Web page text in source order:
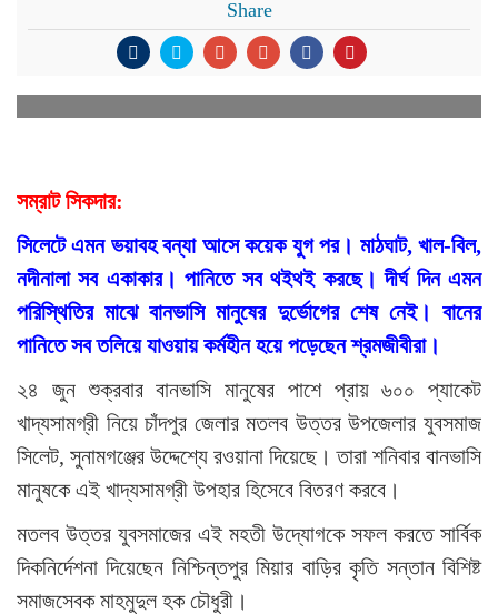
Share
সম্রাট সিকদার:
সিলেটে এমন ভয়াবহ বন্যা আসে কয়েক যুগ পর। মাঠঘাট, খাল-বিল,
নদীনালা সব একাকার। পানিতে সব থইথই করছে। দীর্ঘ দিন এমন
পরিস্থিতির মাঝে বানভাসি মানুষের দুর্ভোগের শেষ নেই। বানের
পানিতে সব তলিয়ে যাওয়ায় কর্মহীন হয়ে পড়েছেন শ্রমজীবীরা।
২৪ জুন শুক্রবার বানভাসি মানুষের পাশে প্রায় ৬০০ প্যাকেট
খাদ্যসামগ্রী নিয়ে চাঁদপুর জেলার মতলব উত্তর উপজেলার যুবসমাজ
সিলেট, সুনামগঞ্জের উদ্দেশ্যে রওয়ানা দিয়েছে। তারা শনিবার বানভাসি
মানুষকে এই খাদ্যসামগ্রী উপহার হিসেবে বিতরণ করবে।
মতলব উত্তর যুবসমাজের এই মহতী উদ্যোগকে সফল করতে সার্বিক
দিকনির্দেশনা দিয়েছেন নিশ্চিন্তপুর মিয়ার বাড়ির কৃতি সন্তান বিশিষ্ট
সমাজসেবক মাহমুদুল হক চৌধুরী।